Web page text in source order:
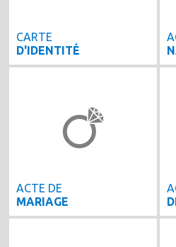
CARTE
D'IDENTITÉ
ACTE DE
MARIAGE